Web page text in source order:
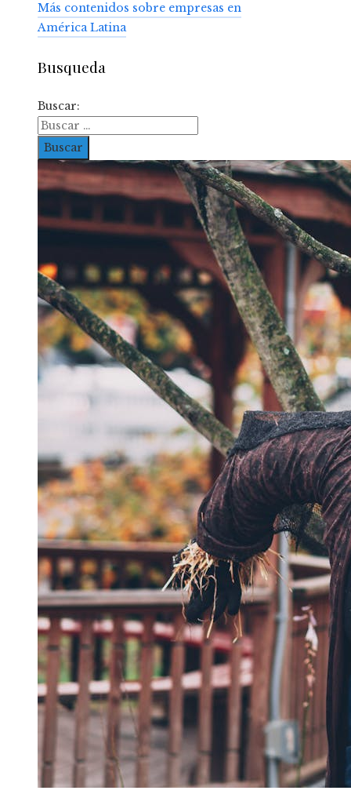
Más contenidos sobre empresas en
América Latina
Busqueda
Buscar: